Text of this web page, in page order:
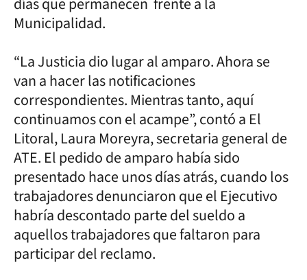
Municipalidad.
“La Justicia dio lugar al amparo. Ahora se
van a hacer las notificaciones
correspondientes. Mientras tanto, aquí
continuamos con el acampe”, contó a El
Litoral, Laura Moreyra, secretaria general de
ATE. El pedido de amparo había sido
presentado hace unos días atrás, cuando los
trabajadores denunciaron que el Ejecutivo
habría descontado parte del sueldo a
aquellos trabajadores que faltaron para
participar del reclamo.